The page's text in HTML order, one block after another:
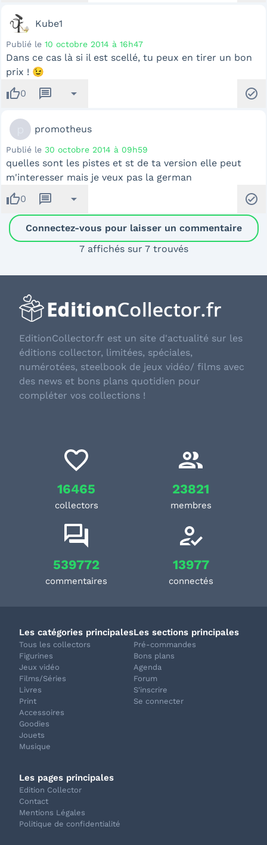
Kube1
Publié le 10 octobre 2014 à 16h47
Dans ce cas là si il est scellé, tu peux en tirer un bon
prix ! 😉
thumb_up0 message arrow_drop_down check_circle
promotheus
Publié le 30 octobre 2014 à 09h59
quelles sont les pistes et st de ta version elle peut
m'interesser mais je veux pas la german
thumb_up0 message arrow_drop_down check_circle
Connectez-vous pour laisser un commentaire
7 affichés sur 7 trouvés
EditionCollector.fr est un site d'actualité sur les
éditions collector, limitées, spéciales,
numérotées, steelbook de jeux vidéo/ films avec
des news et bons plans quotidien pour
compléter vos collections !
16465
collectors
23821
membres
539772
commentaires
13977
connectés
Les catégories principales
Tous les collectors
Figurines
Jeux vidéo
Films/Séries
Livres
Print
Accessoires
Goodies
Jouets
Musique
Les sections principales
Pré-commandes
Bons plans
Agenda
Forum
S'inscrire
Se connecter
Les pages principales
Edition Collector
Contact
Mentions Légales
Politique de confidentialité